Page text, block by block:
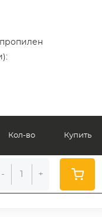
Кол-во
- +
Купить